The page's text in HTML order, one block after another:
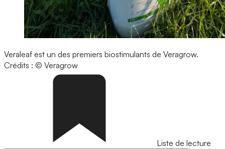
Veraleaf est un des premiers biostimulants de Veragrow.
Crédits : © Veragrow
Liste de lecture